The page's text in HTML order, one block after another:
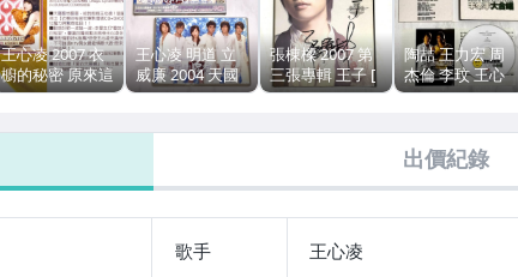
王心凌 2007 衣
櫥的秘密 原來這
才是真的你 艾迴
首歌宣傳單曲 2-
王心凌 明道 立
威廉 2004 天國
的嫁衣 電視原聲
灣第三版 紙盒慶
張棟樑 2007 第
三張專輯 王子 [
親筆簽名 ] / EMI
盒版專輯 CD /
陶喆 王力宏 周
杰倫 李玟 王心
凌 張信哲 蔡依
蕭亞軒 孫燕姿
2003 手牽手大
合唱 東風衛視
台灣版 宣傳單曲
CD
出價紀錄
歌手 王心凌